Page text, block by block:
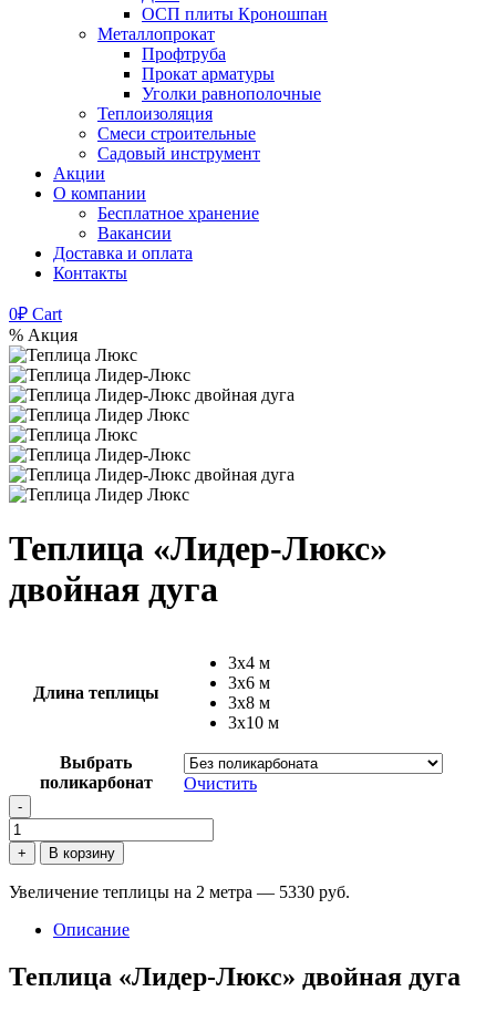
ОСП плиты Кроношпан
Металлопрокат
Профтруба
Прокат арматуры
Уголки равнополочные
Теплоизоляция
Смеси строительные
Садовый инструмент
Акции
О компании
Бесплатное хранение
Вакансии
Доставка и оплата
Контакты
0₽ Cart
% Акция
Теплица «Лидер-Люкс»
двойная дуга
Длина теплицы
3х4 м
3х6 м
3х8 м
3х10 м
Выбрать
поликарбонат
Очистить
-
Количество
товара
Теплица
"Лидер-
двойная
+ В корзину
Увеличение теплицы на 2 метра — 5330 руб.
Описание
Теплица «Лидер-Люкс» двойная дуга